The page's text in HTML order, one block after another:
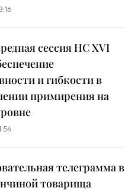
сессия НС XVI
и гибкости в
примирения на
телеграмма в
товарища